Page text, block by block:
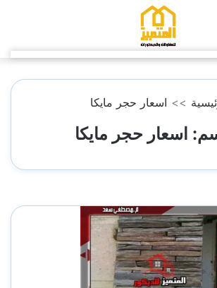
>> اسعار حجر مايكا
اسعار حجر مايكا